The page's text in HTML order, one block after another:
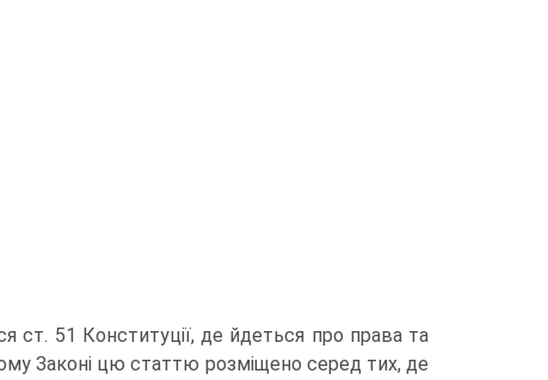
ст. 51 Конституції, де йдеться про права та
Законі цю статтю розміщено серед тих, де